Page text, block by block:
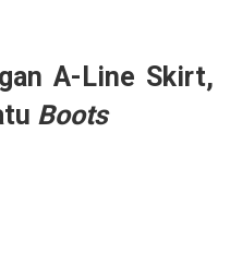
A-Line Skirt,
Boots